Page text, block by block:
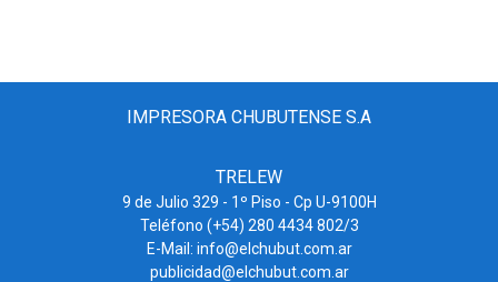
IMPRESORA CHUBUTENSE S.A
TRELEW
9 de Julio 329 - 1º Piso - Cp U-9100H
Teléfono (+54) 280 4434 802/3
E-Mail: info@elchubut.com.ar
publicidad@elchubut.com.ar